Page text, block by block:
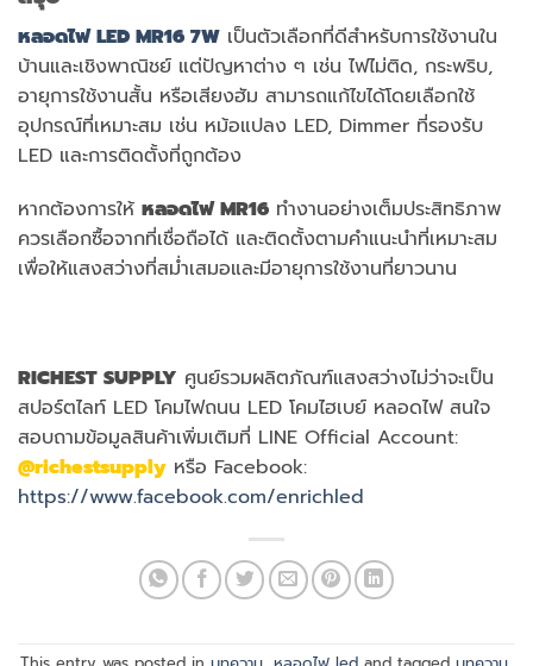
หลอดไฟ LED MR16 7W เป็นตัวเลือกที่ดีสำหรับการใช้งานใน
บ้านและเชิงพาณิชย์ แต่ปัญหาต่าง ๆ เช่น ไฟไม่ติด, กระพริบ,
อายุการใช้งานสั้น หรือเสียงฮัม สามารถแก้ไขได้โดยเลือกใช้
อุปกรณ์ที่เหมาะสม เช่น หม้อแปลง LED, Dimmer ที่รองรับ
LED และการติดตั้งที่ถูกต้อง
หากต้องการให้ หลอดไฟ MR16 ทำงานอย่างเต็มประสิทธิภาพ
ควรเลือกซื้อจากที่เชื่อถือได้ และติดตั้งตามคำแนะนำที่เหมาะสม
เพื่อให้แสงสว่างที่สม่ำเสมอและมีอายุการใช้งานที่ยาวนาน
RICHEST SUPPLY ศูนย์รวมผลิตภัณฑ์แสงสว่างไม่ว่าจะเป็น
สปอร์ตไลท์ LED โคมไฟถนน LED โคมไฮเบย์ หลอดไฟ สนใจ
สอบถามข้อมูลสินค้าเพิ่มเติมที่ LINE Official Account:
@richestsupply หรือ Facebook:
https://www.facebook.com/enrichled